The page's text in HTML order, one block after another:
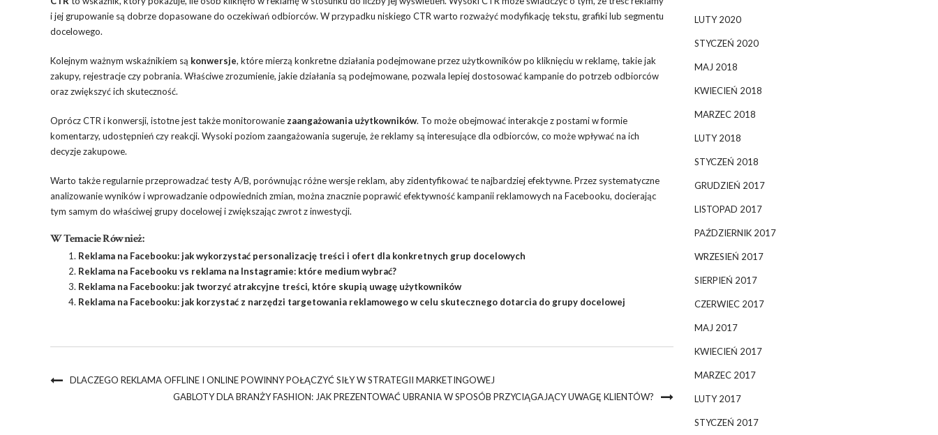
i jej grupowanie są dobrze dopasowane do oczekiwań odbiorców. W przypadku niskiego CTR warto rozważyć modyfikację tekstu, grafiki lub segmentu
docelowego.
Kolejnym ważnym wskaźnikiem są konwersje, które mierzą konkretne działania podejmowane przez użytkowników po kliknięciu w reklamę, takie jak
zakupy, rejestracje czy pobrania. Właściwe zrozumienie, jakie działania są podejmowane, pozwala lepiej dostosować kampanie do potrzeb odbiorców
oraz zwiększyć ich skuteczność.
Oprócz CTR i konwersji, istotne jest także monitorowaniezaangażowania użytkowników. To może obejmować interakcje z postami w formie
komentarzy, udostępnień czy reakcji. Wysoki poziom zaangażowania sugeruje, że reklamy są interesujące dla odbiorców, co może wpływać na ich
decyzje zakupowe.
Warto także regularnie przeprowadzać testy A/B, porównując różne wersje reklam, aby zidentyfikować te najbardziej efektywne. Przez systematyczne
analizowanie wyników i wprowadzanie odpowiednich zmian, można znacznie poprawić efektywność kampanii reklamowych na Facebooku, docierając
tym samym do właściwej grupy docelowej i zwiększając zwrot z inwestycji.
W Temacie Również:
Reklama na Facebooku: jak wykorzystać personalizację treści i ofert dla konkretnych grup docelowych
Reklama na Facebooku vs reklama na Instagramie: które medium wybrać?
Reklama na Facebooku: jak tworzyć atrakcyjne treści, które skupią uwagę użytkowników
Reklama na Facebooku: jak korzystać z narzędzi targetowania reklamowego w celu skutecznego dotarcia do grupy docelowej
DLACZEGO REKLAMA OFFLINE I ONLINE POWINNY POŁĄCZYĆ SIŁY W STRATEGII MARKETINGOWEJ
GABLOTY DLA BRANŻY FASHION: JAK PREZENTOWAĆ UBRANIA W SPOSÓB PRZYCIĄGAJĄCY UWAGĘ KLIENTÓW?
LUTY 2020
STYCZEŃ 2020
MAJ 2018
KWIECIEŃ 2018
MARZEC 2018
LUTY 2018
STYCZEŃ 2018
GRUDZIEŃ 2017
LISTOPAD 2017
PAŹDZIERNIK 2017
WRZESIEŃ 2017
SIERPIEŃ 2017
CZERWIEC 2017
MAJ 2017
KWIECIEŃ 2017
MARZEC 2017
LUTY 2017
STYCZEŃ 2017